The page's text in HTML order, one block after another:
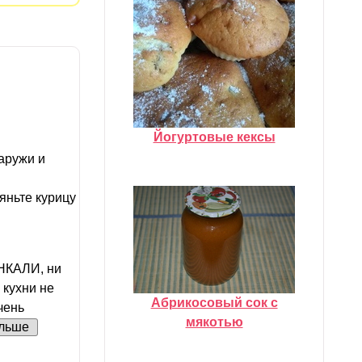
и
курицу
ни
не
Йогуртовые кексы
Абрикосовый сок с
мякотью